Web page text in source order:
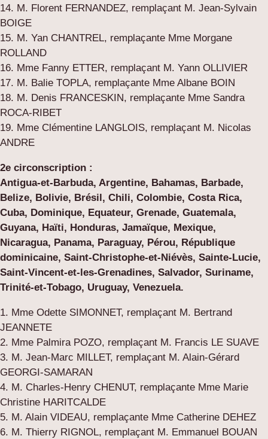
14. M. Florent FERNANDEZ, remplaçant M. Jean-Sylvain
BOIGE
15. M. Yan CHANTREL, remplaçante Mme Morgane
ROLLAND
16. Mme Fanny ETTER, remplaçant M. Yann OLLIVIER
17. M. Balie TOPLA, remplaçante Mme Albane BOIN
18. M. Denis FRANCESKIN, remplaçante Mme Sandra
ROCA-RIBET
19. Mme Clémentine LANGLOIS, remplaçant M. Nicolas
ANDRE
2e circonscription :
Antigua-et-Barbuda, Argentine, Bahamas, Barbade,
Belize, Bolivie, Brésil, Chili, Colombie, Costa Rica,
Cuba, Dominique, Equateur, Grenade, Guatemala,
Guyana, Haïti, Honduras, Jamaïque, Mexique,
Nicaragua, Panama, Paraguay, Pérou, République
dominicaine, Saint-Christophe-et-Niévès, Sainte-Lucie,
Saint-Vincent-et-les-Grenadines, Salvador, Suriname,
Trinité-et-Tobago, Uruguay, Venezuela.
1. Mme Odette SIMONNET, remplaçant M. Bertrand
JEANNETE
2. Mme Palmira POZO, remplaçant M. Francis LE SUAVE
3. M. Jean-Marc MILLET, remplaçant M. Alain-Gérard
GEORGI-SAMARAN
4. M. Charles-Henry CHENUT, remplaçante Mme Marie
Christine HARITCALDE
5. M. Alain VIDEAU, remplaçante Mme Catherine DEHEZ
6. M. Thierry RIGNOL, remplaçant M. Emmanuel BOUAN